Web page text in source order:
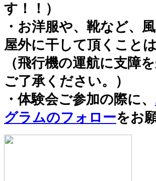
す！！）
・お洋服や、靴など、
屋外に干して頂くこと
（飛行機の運航に支障
ご了承ください。）
・体験会ご参加の際に、
グラムのフォローをお